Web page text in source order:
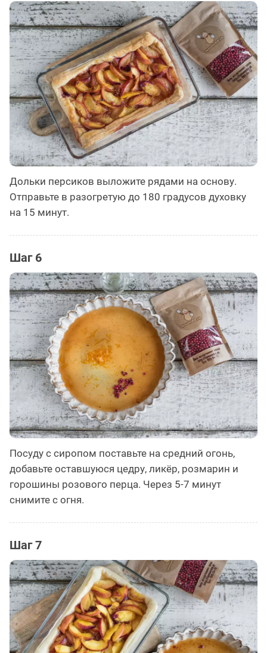
Дольки персиков выложите рядами на основу.
Отправьте в разогретую до 180 градусов духовку
на 15 минут.
Шаг 6
Посуду с сиропом поставьте на средний огонь,
добавьте оставшуюся цедру, ликёр, розмарин и
горошины розового перца. Через 5-7 минут
снимите с огня.
Шаг 7